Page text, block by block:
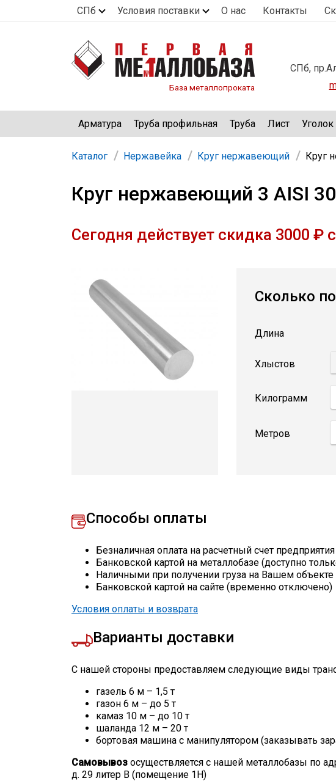
СПб Условия поставки О нас Контакты
База металлопроката
СПб,
Арматура Труба профильная Труба Лист Уголок
Каталог Нержавейка Круг нержавеющий Круг
Круг нержавеющий 3 AISI
Сегодня действует скидка 3000
Сколько
Длина
Хлыстов
Килограмм
Метров
Способы оплаты
Безналичная оплата на расчетный счет предприятия
Банковской картой на металлобазе (доступно
Наличными при получении груза на Вашем
Банковской картой на сайте (временно отключено)
Условия оплаты и возврата
Варианты доставки
С нашей стороны предоставляем следующие виды
газель 6 м – 1,5 т
газон 6 м – до 5 т
камаз 10 м – до 10 т
шаланда 12 м – 20 т
бортовая машина с манипулятором (заказывать
Самовывоз осуществляется с нашей металлобазы по
д. 29 литер В (помещение 1Н)